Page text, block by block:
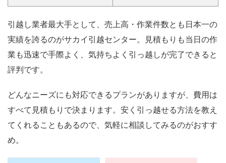
引越し業者最大手として、売上高・作業件数とも日本一の
実績を誇るのがサカイ引越センター。見積もりも当日の作
業も迅速で手際よく、気持ちよく引っ越しが完了できると
評判です。
どんなニーズにも対応できるプランがありますが、費用は
すべて見積もりで決まります。安く引っ越せる方法を教え
てくれることもあるので、気軽に相談してみるのがおすす
め。